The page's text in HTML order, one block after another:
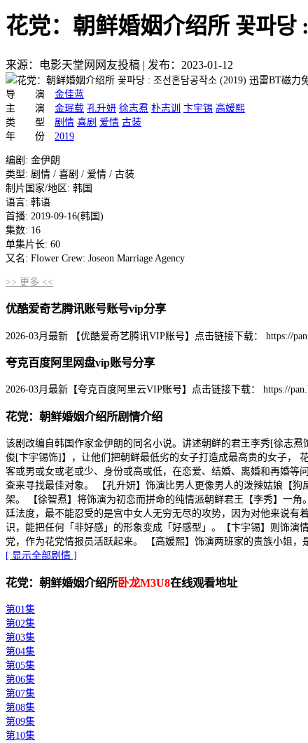
花党：朝鲜婚姻介绍所 꽃파당
来源：电影天堂网网友投稿 | 发布：2023-01-12
导 演 金佳蓝
主 演 金珉载 孔升妍 徐志焄 朴志训 卞宇锡 高媛熙
类 型 剧情 喜剧 爱情 古装
年 份 2019
编剧: 金伊朗
类型: 剧情 / 喜剧 / 爱情 / 古装
制片国家/地区: 韩国
语言: 韩语
首播: 2019-09-16(韩国)
集数: 16
单集片长: 60
又名: Flower Crew: Joseon Marriage Agency
>> 更多 <<
优酷爱奇艺腾讯账号账号vip分享
2026-03月最新 【优酷爱奇艺腾讯VIP账号】点击链接下载： https://
夸克百度阿里网盘vip账号分享
2026-03月最新【夸克百度阿里云VIP账号】点击链接下载： https://
花党：朝鲜婚姻介绍所剧情介绍
该剧改编自韩国作家金伊朗的同名小说。讲述朝鲜的君王李秀[徐志
俊[卞宇锡饰]】，让他们把朝鲜最低劣的女子打造成最高贵的女子，
客或男或女或老或少、身份或高或低，在恋爱、结婚、离婚和再婚等
查来寻找最佳对象。 【孔升妍】饰演比男人更像男人的泼辣姑娘【
架。 【徐智焄】将饰演为初恋而拼命的纯情派朝鲜君王【李秀】一
廷法度，最不能忍受的是宫中女人无穷无尽的攻势，因为对他来说有
识，能把任何「非好感」的形象变成「好感型」。【卞宇锡】则饰
党，作为花党情报员活跃起来。 【高媛熙】饰演两班家的贵族小姐，
[ 显示全部剧情 ]
花党：朝鲜婚姻介绍所卧龙M3U8在线观看地址
第01集
第02集
第03集
第04集
第05集
第06集
第07集
第08集
第09集
第10集